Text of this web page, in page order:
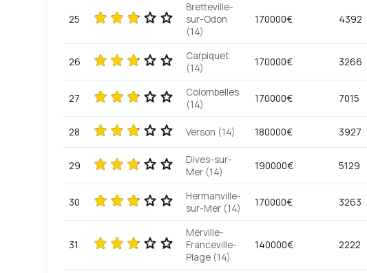
25
Bretteville-
sur-Odon
(14)
170000€ 4392
26
Carpiquet
(14)
170000€ 3266
27
Colombelles
(14)
170000€ 7015
28 Verson (14) 180000€ 3927
29
Dives-sur-
Mer (14)
190000€ 5129
30
Hermanville-
sur-Mer (14)
170000€ 3263
31
Merville-
Franceville-
Plage (14)
140000€ 2222